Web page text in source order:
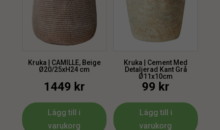
Kruka | CAMILLE, Beige
Ø20/25xH24 cm
1449 kr
Lägg till i
varukorg
Kruka | Cement Med
Detaljerad Kant Grå
Ø11x10cm
99 kr
Lägg till i
varukorg